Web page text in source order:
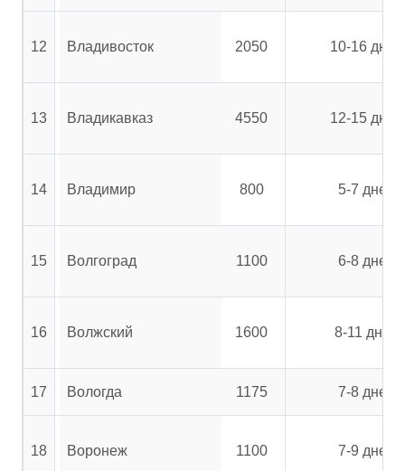
12 Владивосток 2050 10-16 дней
13 Владикавказ 4550 12-15 дней
14 Владимир 800 5-7 дней
15 Волгоград 1100 6-8 дней
16 Волжский 1600 8-11 дней
17 Вологда 1175 7-8 дней
18 Воронеж 1100 7-9 дней